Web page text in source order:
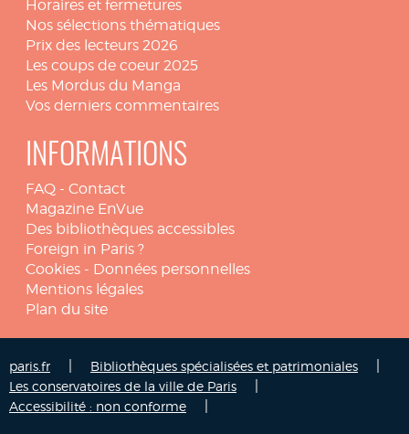
Horaires et fermetures
Nos sélections thématiques
Prix des lecteurs 2026
Les coups de coeur 2025
Les Mordus du Manga
Vos derniers commentaires
INFORMATIONS
FAQ - Contact
Magazine EnVue
Des bibliothèques accessibles
Foreign in Paris ?
Cookies - Données personnelles
Mentions légales
Plan du site
paris.fr Bibliothèques spécialisées et patrimoniales
Les conservatoires de la ville de Paris
Accessibilité : non conforme